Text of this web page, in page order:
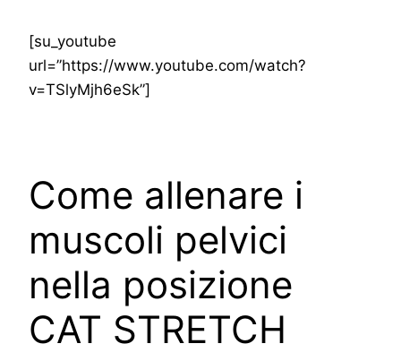
[su_youtube
url=”https://www.youtube.com/watch?
v=TSlyMjh6eSk”]
Come allenare i
muscoli pelvici
nella posizione
CAT STRETCH